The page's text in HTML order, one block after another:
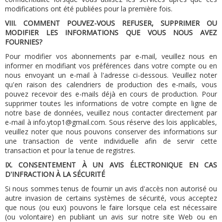
modifications ont été publiées pour la première fois.
VIII.
COMMENT POUVEZ-VOUS REFUSER, SUPPRIMER OU
MODIFIER LES INFORMATIONS QUE VOUS NOUS AVEZ
FOURNIES?
Pour modifier vos abonnements par e-mail, veuillez nous en
informer en modifiant vos préférences dans votre compte ou en
nous envoyant un e-mail à l'adresse ci-dessous. Veuillez noter
qu'en raison des calendriers de production des e-mails, vous
pouvez recevoir des e-mails déjà en cours de production. Pour
supprimer toutes les informations de votre compte en ligne de
notre base de données, veuillez nous contacter directement par
e-mail àinfo.ytop1@gmail.com. Sous réserve des lois applicables,
veuillez noter que nous pouvons conserver des informations sur
une transaction de vente individuelle afin de servir cette
transaction et pour la tenue de registres.
IX.
CONSENTEMENT À UN AVIS ÉLECTRONIQUE EN CAS
D'INFRACTION À LA SÉCURITÉ
Si nous sommes tenus de fournir un avis d'accès non autorisé ou
autre invasion de certains systèmes de sécurité, vous acceptez
que nous (ou eux) pouvons le faire lorsque cela est nécessaire
(ou volontaire) en publiant un avis sur notre site Web ou en